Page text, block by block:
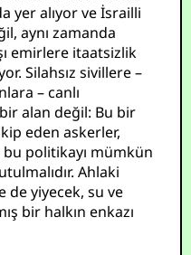
yer alıyor ve İsrailli
aynı zamanda
emirlere itaatsizlik
Silahsız sivillere –
– canlı
alan değil: Bu bir
eden askerler,
politikayı mümkün
Ahlaki
de yiyecek, su ve
bir halkın enkazı